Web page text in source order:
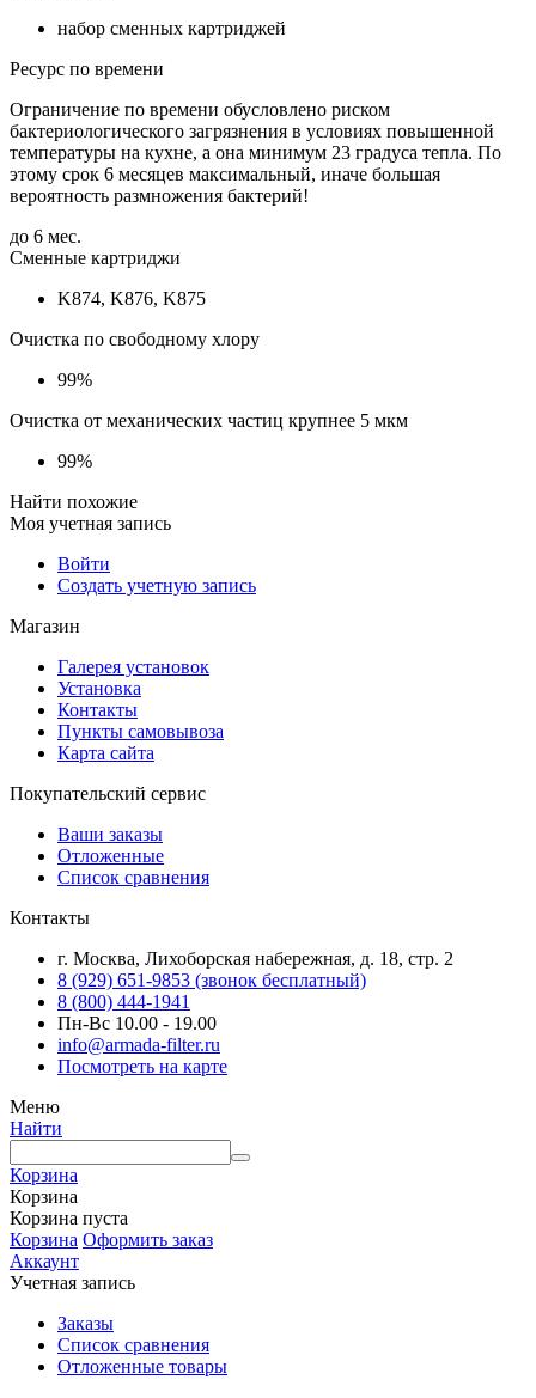
набор сменных картриджей
Ресурс по времени
Ограничение по времени обусловлено риском
бактериологического загрязнения в условиях повышенной
температуры на кухне, а она минимум 23 градуса тепла. По
этому срок 6 месяцев максимальный, иначе большая
вероятность размножения бактерий!
до 6 мес.
Сменные картриджи
K874, K876, K875
Очистка по свободному хлору
99%
Очистка от механических частиц крупнее 5 мкм
99%
Найти похожие
Моя учетная запись
Войти
Создать учетную запись
Магазин
Галерея установок
Установка
Контакты
Пункты самовывоза
Карта сайта
Покупательский сервис
Ваши заказы
Отложенные
Список сравнения
Контакты
г. Москва, Лихоборская набережная, д. 18, стр. 2
8 (929) 651-9853 (звонок бесплатный)
8 (800) 444-1941
Пн-Вс 10.00 - 19.00
info@armada-filter.ru
Посмотреть на карте
Меню
Найти
Корзина
Корзина
Корзина пуста
Корзина Оформить заказ
Аккаунт
Учетная запись
Заказы
Список сравнения
Отложенные товары